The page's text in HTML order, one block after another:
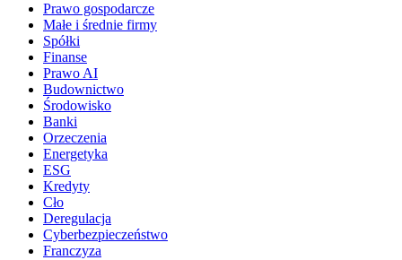
Prawo gospodarcze
Małe i średnie firmy
Spółki
Finanse
Prawo AI
Budownictwo
Środowisko
Banki
Orzeczenia
Energetyka
ESG
Kredyty
Cło
Deregulacja
Cyberbezpieczeństwo
Franczyza